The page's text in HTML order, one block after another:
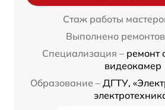
Стаж работы
Выполнено
Специализация – ремонт
видеокамер
Образование – ДГТУ,